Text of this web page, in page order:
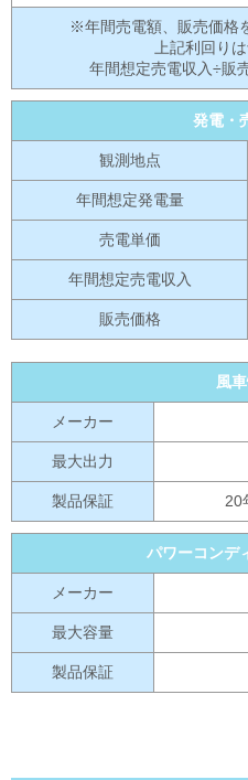
※年間売電額、販売価格
上記利回りは
年間想定売電収入÷販
発電・
観測地点
年間想定発電量
売電単価
年間想定売電収入
販売価格
風
メーカー
最大出力
製品保証 20
パワーコンデ
メーカー
最大容量
製品保証